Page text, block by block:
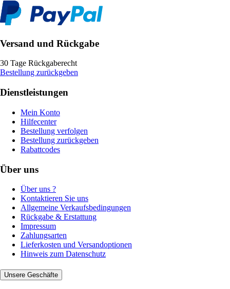
Versand und Rückgabe
30 Tage Rückgaberecht
Bestellung zurückgeben
Dienstleistungen
Mein Konto
Hilfecenter
Bestellung verfolgen
Bestellung zurückgeben
Rabattcodes
Über uns
Über uns ?
Kontaktieren Sie uns
Allgemeine Verkaufsbedingungen
Rückgabe & Erstattung
Impressum
Zahlungsarten
Lieferkosten und Versandoptionen
Hinweis zum Datenschutz
Unsere Geschäfte